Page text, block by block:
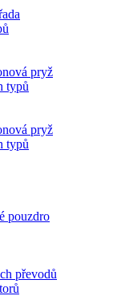
pryž
typů
pryž
typů
pouzdro
převodů